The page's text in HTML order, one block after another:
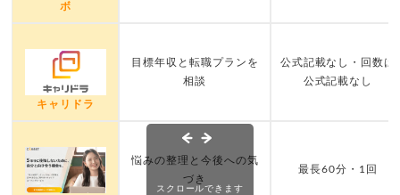
ボ
キャリドラ
目標年収と転職プランを
相談
公式記載なし・回数は
公式記載なし
悩みの整理と今後への気
づき
最長60分・1回
スクロールできます